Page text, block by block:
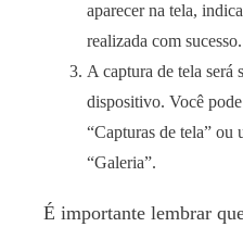
aparecer na tela,
realizada com sucesso.
A captura de tela será
dispositivo. Você
“Capturas de tela” ou
“Galeria”.
É importante lembrar